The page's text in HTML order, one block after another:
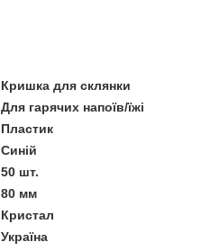
Кришка для склянки
Для гарячих напоїв/їжі
Пластик
Синій
50 шт.
80 мм
Кристал
Україна